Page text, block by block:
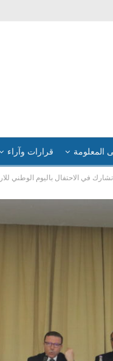
المعلومة قرارات وآراء
تشارك في الاحتفال باليوم الوطني